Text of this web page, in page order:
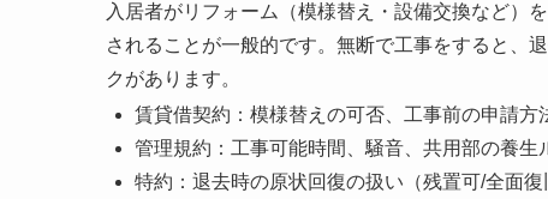
入居者がリフォーム（模様替え・設備交換など）
されることが一般的です。無断で工事をすると、
クがあります。
賃貸借契約：模様替えの可否、工事前の申請方
管理規約：工事可能時間、騒音、共用部の養生
特約：退去時の原状回復の扱い（残置可/全面復